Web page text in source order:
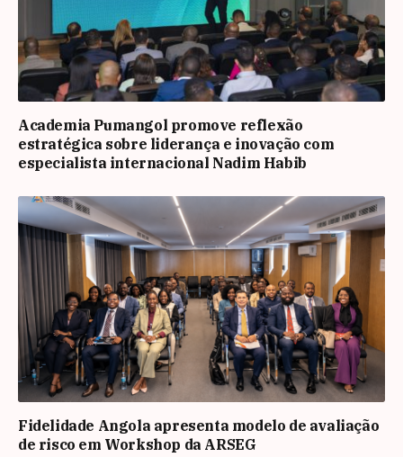
Academia Pumangol promove reflexão
estratégica sobre liderança e inovação com
especialista internacional Nadim Habib
Fidelidade Angola apresenta modelo de avaliação
de risco em Workshop da ARSEG